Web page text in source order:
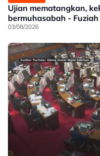
Ujian mematangkan,
bermuhasabah - Fuziah
03/08/2026